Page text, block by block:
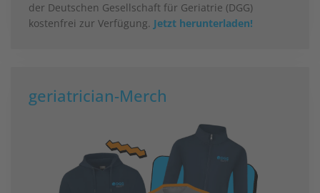
der Deutschen Gesellschaft für Geriatrie (DGG)
kostenfrei zur Verfügung. Jetzt herunterladen!
geriatrician-Merch